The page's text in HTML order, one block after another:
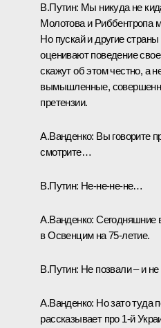
В.Путин: Мы никуда не
Молотова и Риббентропа
Но пускай и другие страны
оценивают поведение
скажут об этом честно, а
вымышленные,
претензии.
А.Ванденко: Вы говорите
смотрите…
В.Путин: Не-не-не-не…
А.Ванденко:Сегодняшние
в Освенцим на 75‑летие.
В.Путин: Не позвали – и
А.Ванденко: Но зато туда
рассказывает про 1‑й